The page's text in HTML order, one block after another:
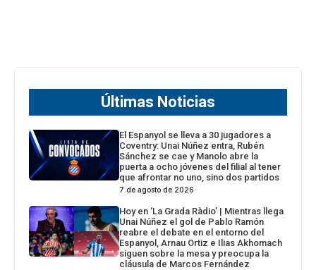
Últimas Noticias
El Espanyol se lleva a 30 jugadores a
Coventry: Unai Núñez entra, Rubén
Sánchez se cae y Manolo abre la
puerta a ocho jóvenes del filial al tener
que afrontar no uno, sino dos partidos
7 de agosto de 2026
Hoy en ‘La Grada Ràdio’ | Mientras llega
Unai Núñez el gol de Pablo Ramón
reabre el debate en el entorno del
Espanyol, Arnau Ortiz e Ilias Akhomach
siguen sobre la mesa y preocupa la
cláusula de Marcos Fernández